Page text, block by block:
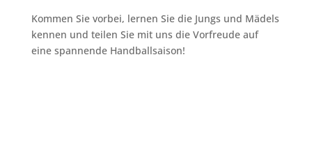
Kommen Sie vorbei, lernen Sie die Jungs und Mädels
kennen und teilen Sie mit uns die Vorfreude auf
eine spannende Handballsaison!